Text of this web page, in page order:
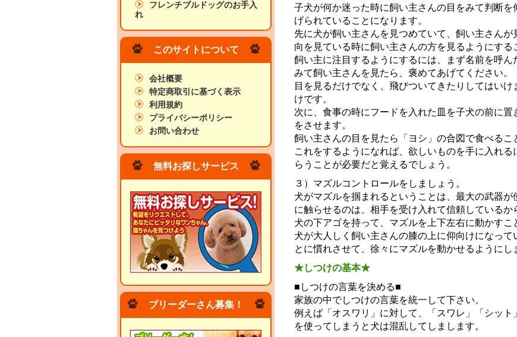
子犬が何か迷った時に飼い主さんの目をみて判断
げられていることになります。
先に犬が飼い主さんを見つめていて、飼い主さん
向を見ている時に飼い主さんの方を見るようにする
飼い主に注目するようにするには、まず名前を呼
みて飼い主さんを見たら、褒めてあげてください。
目を見るだけでなく、飛びついてきたりしてはい
けです。
次に、食事の時にフードを入れた皿を子犬の前に置
をさせます。
飼い主さんの目を見たら「ヨシ」の合図で食べるこ
これをするようになれば、欲しいものを手に入れ
らうことが必要だと覚えるでしょう。
３）マズルコントロールをしましょう。
犬がマズルを掴まれるということは、最大の武器
に触らせるのは、相手を受け入れて信頼しているか
犬の下アゴを持って、マズルを上下左右に動かすこ
犬が大人しく飼い主さんの膝の上に仰向けになっ
とに慣れさせて、徐々にマズルを動かせるようにし
★しつけの基本★
■しつけの言葉を決める■
家族の中でしつけの言葉を統一して下さい。
例えば「オスワリ」に対して、「スワレ」「シッ
を使ってしまうと犬は混乱してしまします。
フレンチブルドッグのお手入
れ
このサイトについて
会社概要
特定商取引に基づく表示
利用規約
プライバシーポリシー
お問い合わせ
無料お探しサービス
ブリーダーさん募集！